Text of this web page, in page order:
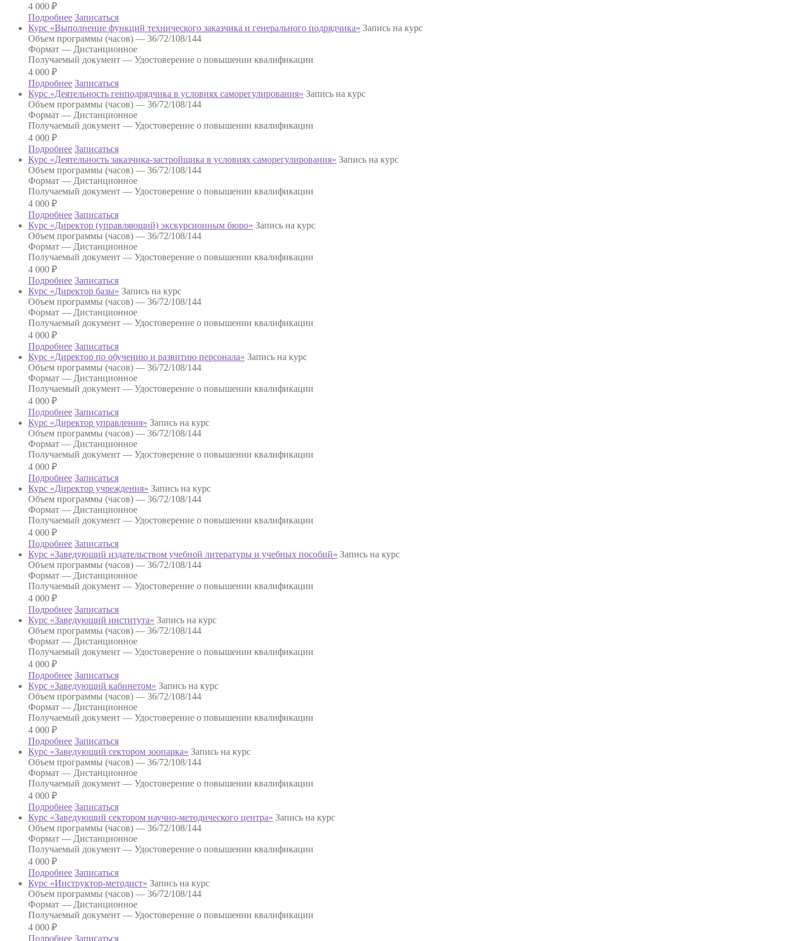
4 000 ₽
Подробнее Записаться
Курс «Выполнение функций технического заказчика и генерального подрядчика» Запись на курс
Объем программы (часов) — 36/72/108/144
Формат — Дистанционное
Получаемый документ — Удостоверение о повышении квалификации
4 000 ₽
Подробнее Записаться
Курс «Деятельность генподрядчика в условиях саморегулирования» Запись на курс
Объем программы (часов) — 36/72/108/144
Формат — Дистанционное
Получаемый документ — Удостоверение о повышении квалификации
4 000 ₽
Подробнее Записаться
Курс «Деятельность заказчика-застройщика в условиях саморегулирования» Запись на курс
Объем программы (часов) — 36/72/108/144
Формат — Дистанционное
Получаемый документ — Удостоверение о повышении квалификации
4 000 ₽
Подробнее Записаться
Курс «Директор (управляющий) экскурсионным бюро» Запись на курс
Объем программы (часов) — 36/72/108/144
Формат — Дистанционное
Получаемый документ — Удостоверение о повышении квалификации
4 000 ₽
Подробнее Записаться
Курс «Директор базы» Запись на курс
Объем программы (часов) — 36/72/108/144
Формат — Дистанционное
Получаемый документ — Удостоверение о повышении квалификации
4 000 ₽
Подробнее Записаться
Курс «Директор по обучению и развитию персонала» Запись на курс
Объем программы (часов) — 36/72/108/144
Формат — Дистанционное
Получаемый документ — Удостоверение о повышении квалификации
4 000 ₽
Подробнее Записаться
Курс «Директор управления» Запись на курс
Объем программы (часов) — 36/72/108/144
Формат — Дистанционное
Получаемый документ — Удостоверение о повышении квалификации
4 000 ₽
Подробнее Записаться
Курс «Директор учреждения» Запись на курс
Объем программы (часов) — 36/72/108/144
Формат — Дистанционное
Получаемый документ — Удостоверение о повышении квалификации
4 000 ₽
Подробнее Записаться
Курс «Заведующий издательством учебной литературы и учебных пособий» Запись на курс
Объем программы (часов) — 36/72/108/144
Формат — Дистанционное
Получаемый документ — Удостоверение о повышении квалификации
4 000 ₽
Подробнее Записаться
Курс «Заведующий института» Запись на курс
Объем программы (часов) — 36/72/108/144
Формат — Дистанционное
Получаемый документ — Удостоверение о повышении квалификации
4 000 ₽
Подробнее Записаться
Курс «Заведующий кабинетом» Запись на курс
Объем программы (часов) — 36/72/108/144
Формат — Дистанционное
Получаемый документ — Удостоверение о повышении квалификации
4 000 ₽
Подробнее Записаться
Курс «Заведующий сектором зоопарка» Запись на курс
Объем программы (часов) — 36/72/108/144
Формат — Дистанционное
Получаемый документ — Удостоверение о повышении квалификации
4 000 ₽
Подробнее Записаться
Курс «Заведующий сектором научно-методического центра» Запись на курс
Объем программы (часов) — 36/72/108/144
Формат — Дистанционное
Получаемый документ — Удостоверение о повышении квалификации
4 000 ₽
Подробнее Записаться
Курс «Инструктор-методист» Запись на курс
Объем программы (часов) — 36/72/108/144
Формат — Дистанционное
Получаемый документ — Удостоверение о повышении квалификации
4 000 ₽
Подробнее Записаться